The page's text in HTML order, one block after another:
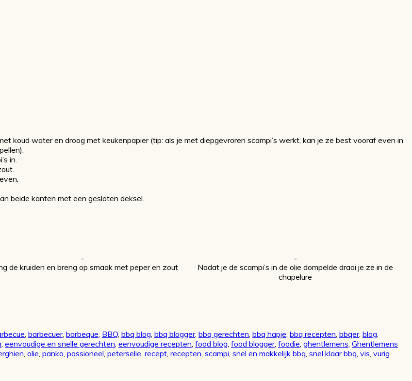
koud water en droog met keukenpapier (tip: als je met diepgevroren scampi’s werkt, kan je ze best vooraf even in
in.
beide kanten met een gesloten deksel.
de kruiden en breng op smaak met peper en zout
Nadat je de scampi’s in de olie dompelde draai je ze in de
chapelure
barbecuer, barbeque BBQ bbq blog bbq blogger, bbq gerechten bbq hapje bbq recepten bbqer, blog
eenvoudige en snelle gerechten eenvoudige recepten food blog food blogger, foodie ghentlemens Ghentlemens
olie panko passioneel peterselie recept recepten scampi snel en makkelijk bbq snel klaar bbq vis vurig